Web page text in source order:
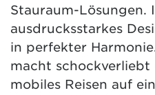
Stauraum-Lösungen.
ausdrucksstarkes
in perfekter
macht
mobiles Reisen auf